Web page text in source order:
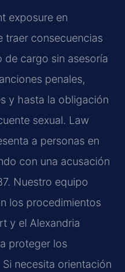
exposure en
traer consecuencias
de cargo sin asesoría
penales,
y hasta la obligación
sexual. Law
a personas en
con una acusación
Nuestro equipo
los procedimientos
y el Alexandria
proteger los
necesita orientación